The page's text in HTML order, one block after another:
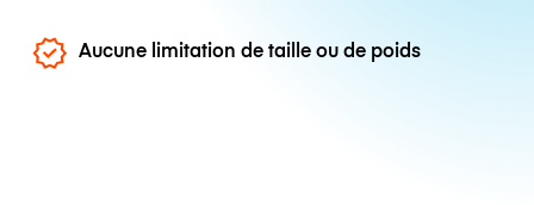
Aucune limitation de taille ou de poids